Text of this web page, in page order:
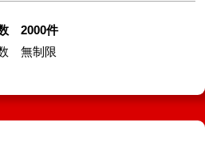
2000件
無制限